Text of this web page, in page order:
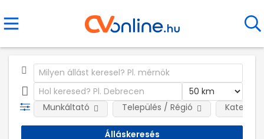
Munkáltató Település / Régió